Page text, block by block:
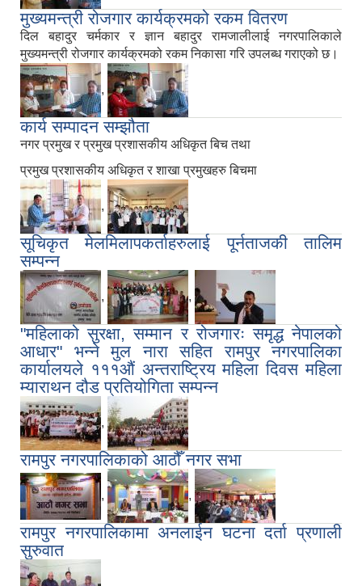
मुख्यमन्त्री रोजगार कार्यक्रमको रकम वितरण
दिल बहादुर चर्मकार र ज्ञान बहादुर रामजालीलाई नगरपालिकाले
मुख्यमन्त्री रोजगार कार्यक्रमको रकम निकासा गरि उपलब्ध गराएको छ।
,
कार्य सम्पादन सम्झौता
नगर प्रमुख र प्रमुख प्रशासकीय अधिकृत बिच तथा
प्रमुख प्रशासकीय अधिकृत र शाखा प्रमुखहरु बिचमा
,
सूचिकृत मेलमिलापकर्ताहरुलाई पूर्नताजकी तालिम
सम्पन्न
, ,
"महिलाको सुरक्षा, सम्मान र रोजगारः समृद्ध नेपालको
आधार" भन्ने मुल नारा सहित रामपुर नगरपालिका
कार्यालयले १११‍औं अन्तराष्ट्रिय महिला दिवस महिला
म्याराथन दौड प्रतियोगिता सम्पन्न
,
रामपुर नगरपालिकाको आठौँ नगर सभा
, ,
रामपुर नगरपालिकामा अनलाईन घटना दर्ता प्रणाली
सुरुवात